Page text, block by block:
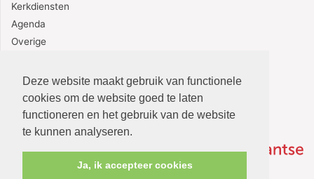
Deze website maakt gebruik van functionele
cookies om de website goed te laten
functioneren en het gebruik van de website
te kunnen analyseren.
Ja, ik accepteer cookies
Kerkdiensten
Agenda
Overige